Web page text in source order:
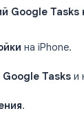
Google Tasks
на iPhone.
Google Tasks и
.